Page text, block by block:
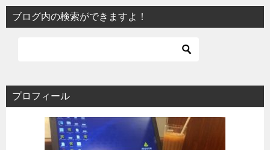
ブログ内の検索ができますよ！
プロフィール